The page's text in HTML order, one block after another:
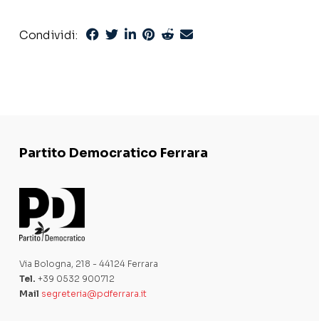
Condividi:
Partito Democratico Ferrara
Via Bologna, 218 - 44124 Ferrara
Tel. +39 0532 900712
Mail segreteria@pdferrara.it